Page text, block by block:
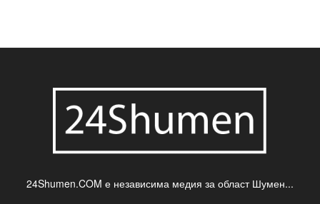
24Shumen.COM е независима медия за област Шумен...